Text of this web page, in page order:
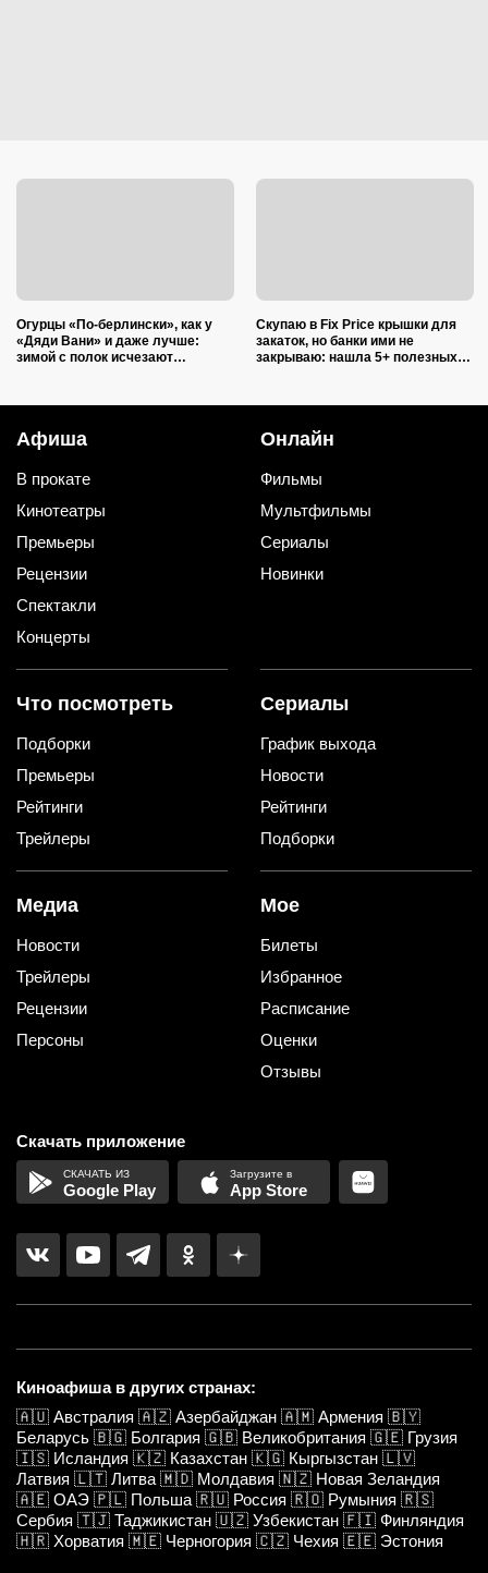
Огурцы «По-берлински», как у
«Дяди Вани» и даже лучше:
зимой с полок исчезают
Скупаю в Fix Price крышки для
закаток, но банки ими не
закрываю: нашла 5+ полезных
Афиша
В прокате
Кинотеатры
Премьеры
Рецензии
Спектакли
Концерты
Онлайн
Фильмы
Мультфильмы
Сериалы
Новинки
Что посмотреть
Подборки
Премьеры
Рейтинги
Трейлеры
Сериалы
График выхода
Новости
Рейтинги
Подборки
Медиа
Новости
Трейлеры
Рецензии
Персоны
Мое
Билеты
Избранное
Расписание
Оценки
Отзывы
Скачать приложение
Google Play App Store
Киноафиша в других странах:
🇦🇺 Австралия 🇦🇿 Азербайджан 🇦🇲 Армения 🇧🇾
Беларусь 🇧🇬 Болгария 🇬🇧 Великобритания 🇬🇪 Грузия
🇮🇸 Исландия 🇰🇿 Казахстан 🇰🇬 Кыргызстан 🇱🇻
Латвия 🇱🇹 Литва 🇲🇩 Молдавия 🇳🇿 Новая Зеландия
🇦🇪 ОАЭ 🇵🇱 Польша 🇷🇺 Россия 🇷🇴 Румыния 🇷🇸
Сербия 🇹🇯 Таджикистан 🇺🇿 Узбекистан 🇫🇮 Финляндия
🇭🇷 Хорватия 🇲🇪 Черногория 🇨🇿 Чехия 🇪🇪 Эстония